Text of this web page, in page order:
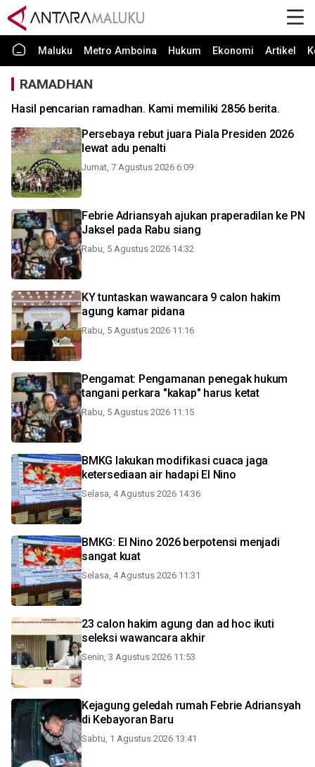
Maluku Metro Amboina Hukum Ekonomi Artikel
RAMADHAN
Hasil pencarian ramadhan. Kami memiliki 2856 berita.
Persebaya rebut juara Piala Presiden 2026
lewat adu penalti
Jumat, 7 Agustus 2026 6:09
Febrie Adriansyah ajukan praperadilan ke PN
Jaksel pada Rabu siang
Rabu, 5 Agustus 2026 14:32
KY tuntaskan wawancara 9 calon hakim
agung kamar pidana
Rabu, 5 Agustus 2026 11:16
Pengamat: Pengamanan penegak hukum
tangani perkara "kakap" harus ketat
Rabu, 5 Agustus 2026 11:15
BMKG lakukan modifikasi cuaca jaga
ketersediaan air hadapi El Nino
Selasa, 4 Agustus 2026 14:36
BMKG: El Nino 2026 berpotensi menjadi
sangat kuat
Selasa, 4 Agustus 2026 11:31
23 calon hakim agung dan ad hoc ikuti
seleksi wawancara akhir
Senin, 3 Agustus 2026 11:53
Kejagung geledah rumah Febrie Adriansyah
di Kebayoran Baru
Sabtu, 1 Agustus 2026 13:41